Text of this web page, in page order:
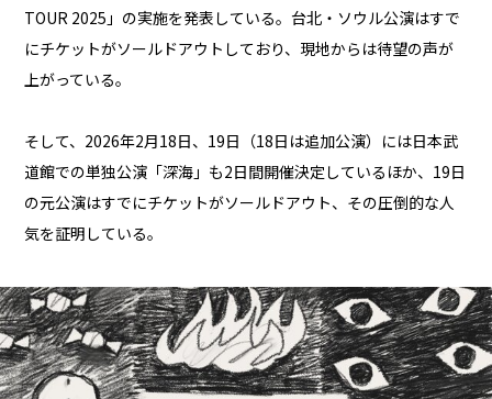
TOUR 2025」の実施を発表している。台北・ソウル公演はすで
にチケットがソールドアウトしており、現地からは待望の声が
上がっている。
そして、2026年2月18日、19日（18日は追加公演）には日本武
道館での単独公演「深海」も2日間開催決定しているほか、19日
の元公演はすでにチケットがソールドアウト、その圧倒的な人
気を証明している。